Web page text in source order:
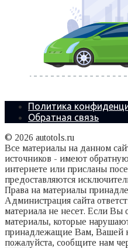
Политика
Обратная связь
© 2026 autotols.ru
Все материалы на данном
источников - имеют
интернете или присланы
предоставляются
Права на материалы
Администрация сайта
материала не несет. Если Вы
материалы, которые
принадлежащие Вам, Вашей
пожалуйста, сообщите нам